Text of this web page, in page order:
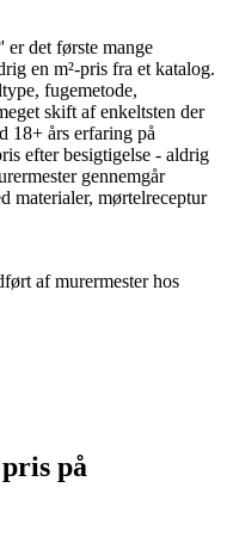
er det første mange
en m²-pris fra et katalog.
fugemetode,
skift af enkeltsten der
18+ års erfaring på
efter besigtigelse - aldrig
gennemgår
materialer, mørtelreceptur
på